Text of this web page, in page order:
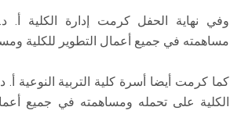
وفي نهاية الحفل كرمت إدارة الكلية
مساهمته في جميع أعمال التطوير للكلية
كما كرمت أيضا أسرة كلية التربية النوعية أ.
الكلية على تحمله ومساهمته في جميع